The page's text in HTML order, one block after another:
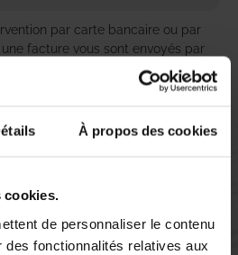
À propos des cookies
cookies.
de personnaliser le contenu
fonctionnalités relatives aux
par carte bancaire ou par
facture vous sont envoyés par
d’évaluation de votre expérience